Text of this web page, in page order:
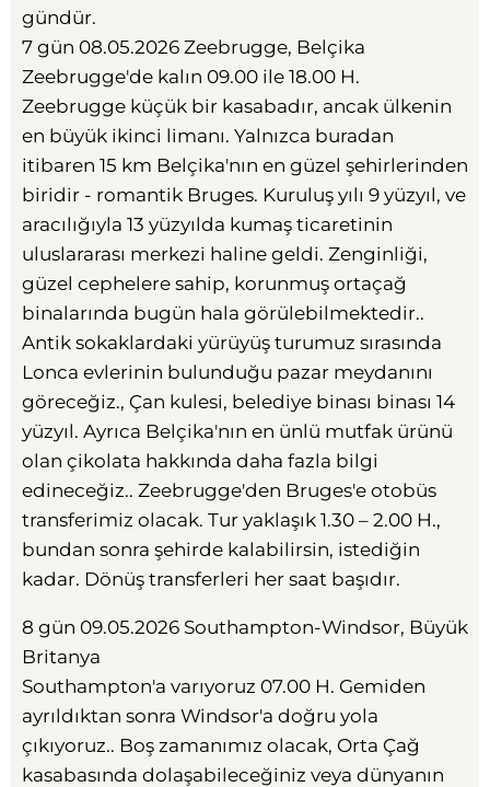
gündür.
7 gün 08.05.2026 Zeebrugge, Belçika
Zeebrugge'de kalın 09.00 ile 18.00 H.
Zeebrugge küçük bir kasabadır, ancak ülkenin
en büyük ikinci limanı. Yalnızca buradan
itibaren 15 km Belçika'nın en güzel şehirlerinden
biridir - romantik Bruges. Kuruluş yılı 9 yüzyıl, ve
aracılığıyla 13 yüzyılda kumaş ticaretinin
uluslararası merkezi haline geldi. Zenginliği,
güzel cephelere sahip, korunmuş ortaçağ
binalarında bugün hala görülebilmektedir..
Antik sokaklardaki yürüyüş turumuz sırasında
Lonca evlerinin bulunduğu pazar meydanını
göreceğiz., Çan kulesi, belediye binası binası 14
yüzyıl. Ayrıca Belçika'nın en ünlü mutfak ürünü
olan çikolata hakkında daha fazla bilgi
edineceğiz.. Zeebrugge'den Bruges'e otobüs
transferimiz olacak. Tur yaklaşık 1.30 – 2.00 H.,
bundan sonra şehirde kalabilirsin, istediğin
kadar. Dönüş transferleri her saat başıdır.
8 gün 09.05.2026 Southampton-Windsor, Büyük
Britanya
Southampton'a varıyoruz 07.00 H. Gemiden
ayrıldıktan sonra Windsor'a doğru yola
çıkıyoruz.. Boş zamanımız olacak, Orta Çağ
kasabasında dolaşabileceğiniz veya dünyanın